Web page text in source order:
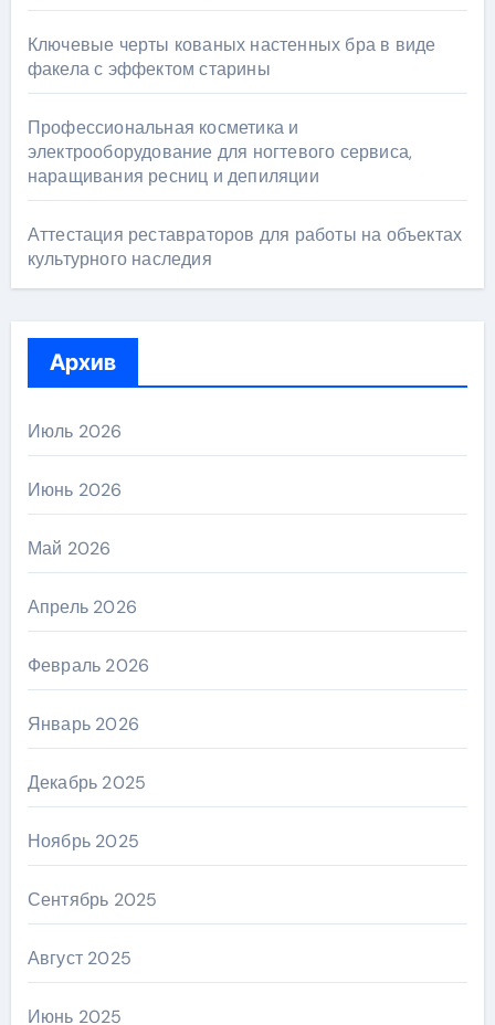
Ключевые черты кованых настенных бра в виде
факела с эффектом старины
Профессиональная косметика и
электрооборудование для ногтевого сервиса,
наращивания ресниц и депиляции
Аттестация реставраторов для работы на объектах
культурного наследия
Архив
Июль 2026
Июнь 2026
Май 2026
Апрель 2026
Февраль 2026
Январь 2026
Декабрь 2025
Ноябрь 2025
Сентябрь 2025
Август 2025
Июнь 2025